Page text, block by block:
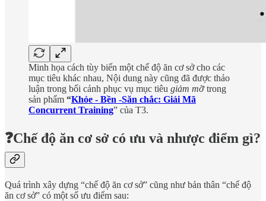
Minh họa cách tùy biến một chế độ ăn cơ sở cho các
mục tiêu khác nhau, Nội dung này cũng đã được thảo
luận trong bối cảnh phục vụ mục tiêu giảm mỡtrong
sản phẩm “Khỏe - Bền -Săn chắc: Giải Mã
Concurrent Training” của T3.
❓Chế độ ăn cơ sở có ưu và nhược điểm gì?
Quá trình xây dựng “chế độ ăn cơ sở” cũng như bản thân “chế độ
ăn cơ sở” có một số ưu điểm sau: